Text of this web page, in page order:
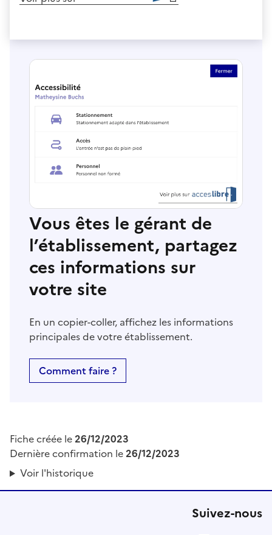
Vous êtes le gérant de
l’établissement, partagez
ces informations sur
votre site
En un copier-coller, affichez les informations
principales de votre établissement.
Comment faire ?
Fiche créée le26/12/2023
Dernière confirmation le26/12/2023
Voir l'historique
Suivez-nous